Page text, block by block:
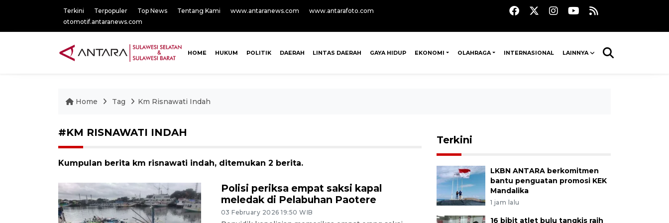
Terkini Terpopuler Top News Tentang Kami www.antaranews.com
www.antarafoto.com
otomotif.antaranews.com
HOME HUKUM POLITIK DAERAH LINTAS DAERAH GAYA HIDUP EKONOMI OLAHRAGA INTERNASIONAL LAINNYA
Home Tag Km Risnawati Indah
#KM RISNAWATI INDAH
Kumpulan berita km risnawati indah, ditemukan 2 berita.
Polisi periksa empat saksi kapal
meledak di Pelabuhan Paotere
03 February 2026 19:50 WIB
Terkini
LKBN ANTARA berkomitmen
bantu penguatan promosi KEK
Mandalika
1 jam lalu
16 bibit atlet bulu tangkis raih